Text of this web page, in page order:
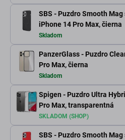
SBS - Puzdro Smooth
iPhone 14 Pro Max, čierna
Skladom
PanzerGlass - Puzdro
Pro Max, čierna
Skladom
Spigen - Puzdro Ultra
Pro Max, transparentná
SKLADOM (SHOP)
SBS - Puzdro Smooth